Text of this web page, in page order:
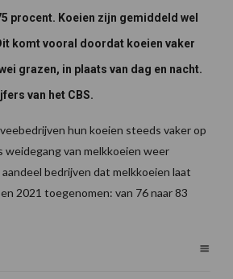
procent. Koeien zijn gemiddeld wel
komt vooral doordat koeien vaker
grazen, in plaats van dag en nacht.
van het CBS.
hun koeien steeds vaker op
weidegang van melkkoeien weer
bedrijven dat melkkoeien laat
2021 toegenomen: van 76 naar 83